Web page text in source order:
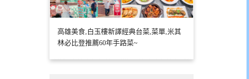
高雄美食,白玉樓新譯經典台菜,菜單,米其
林必比登推薦60年手路菜~